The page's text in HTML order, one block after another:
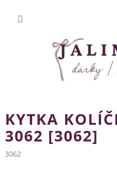
obsah
KYTKA
3062 [3062]
3062